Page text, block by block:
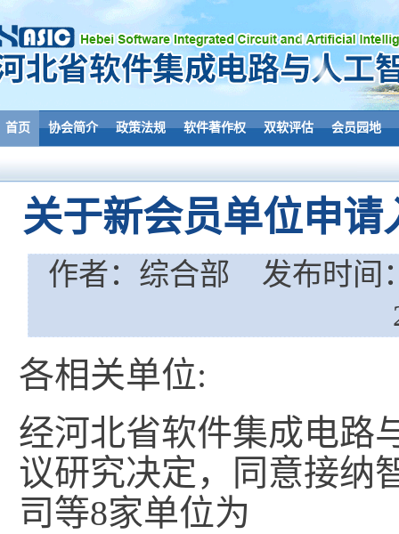
首页 协会简介 政策法规 软件著作权 双软评估 会员园地
关于新会员单位申请
作者：综合部 发布时间
各相关单位:
经河北省软件集成电路
议研究决定，同意接纳
司等8家单位为